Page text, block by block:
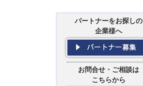
パートナーをお探しの
企業様へ
お問合せ・ご相談は
こちらから